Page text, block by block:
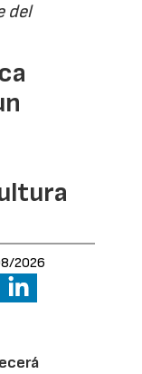
del
2026